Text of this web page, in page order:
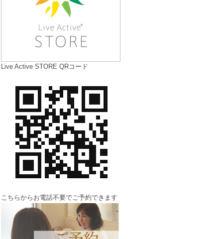
Live Active STORE QRコード
こちらからお電話不要でご予約できます